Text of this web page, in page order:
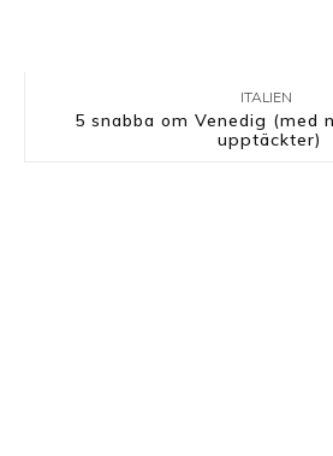
ITALIEN
5 snabba om Venedig (med
upptäckter)